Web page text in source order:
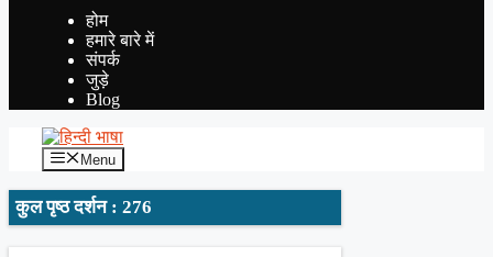
YouTube
होम
हमारे बारे में
संपर्क
जुड़े
Blog
Menu
कुल पृष्ठ दर्शन : 276